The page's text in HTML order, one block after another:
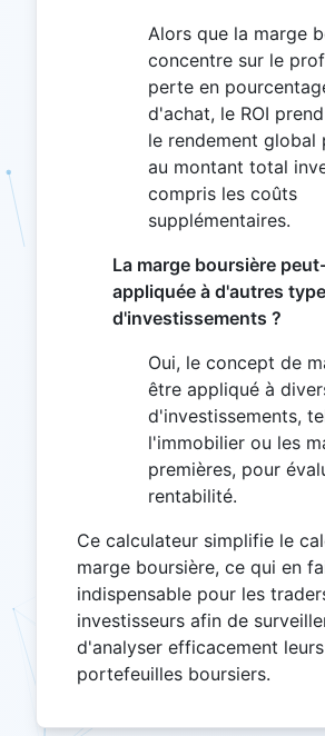
Alors que la marge
concentre sur le
perte en
d'achat, le ROI
le rendement global
au montant total
compris les coûts
supplémentaires.
La marge boursière
appliquée à d'autres
d'investissements ?
Oui, le concept de
être appliqué à
d'investissements,
l'immobilier ou les
premières, pour
rentabilité.
Ce calculateur simplifie le
marge boursière, ce qui en
indispensable pour les
investisseurs afin de
d'analyser efficacement leurs
portefeuilles boursiers.